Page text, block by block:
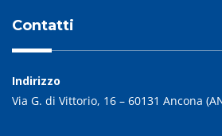
Contatti
Indirizzo
Via G. di Vittorio, 16 – 60131 Ancona